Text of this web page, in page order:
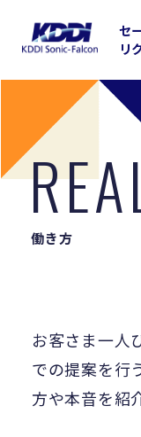
セ
リ
働き方
お客さま⼀⼈
での提案を⾏
⽅や本⾳を紹